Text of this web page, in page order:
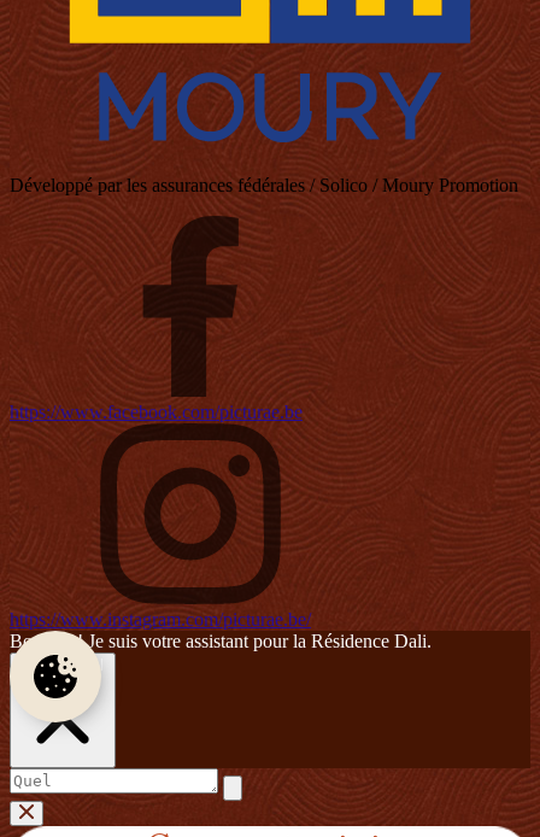
Développé par les assurances fédérales / Solico / Moury Promotion
https://www.facebook.com/picturae.be
https://www.instagram.com/picturae.be/
Bonjour ! Je suis votre assistant pour la Résidence Dali.
Close panel